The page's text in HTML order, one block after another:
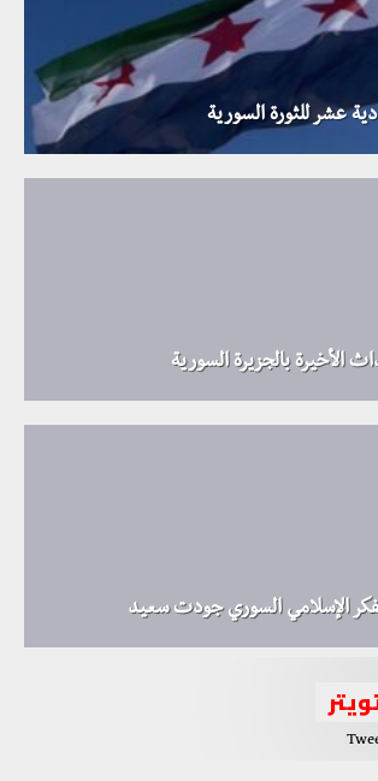
عشر للثورة السورية
الأخيرة بالجزيرة السورية
الإسلامي السوري جودت سعيد